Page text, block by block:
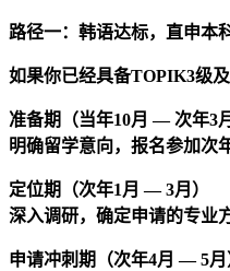
路径一：韩语达标，直申本
如果你已经具备TOPIK3级
准备期（当年10月 — 次年3月
明确留学意向，报名参加次
定位期（次年1月 — 3月）
深入调研，确定申请的专业
申请冲刺期（次年4月 — 5月